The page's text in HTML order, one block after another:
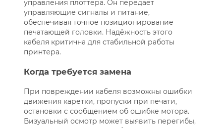
управления плоттера. Он передаёт
управляющие сигналы и питание,
обеспечивая точное позиционирование
печатающей головки. Надёжность этого
кабеля критична для стабильной работы
принтера.
Когда требуется замена
При повреждении кабеля возможны ошибки
движения каретки, пропуски при печати,
остановки с сообщением об ошибке мотора.
Визуальный осмотр может выявить перегибы,